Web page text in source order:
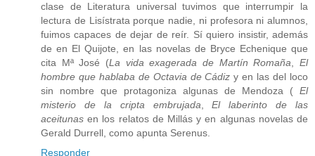
clase de Literatura universal tuvimos que interrumpir la
lectura de Lisístrata porque nadie, ni profesora ni alumnos,
fuimos capaces de dejar de reír. Sí quiero insistir, además
de en El Quijote, en las novelas de Bryce Echenique que
cita Mª José (La vida exagerada de Martín Romaña ,El
hombre que hablaba de Octavia de Cádiz y en las del loco
sin nombre que protagoniza algunas de Mendoza ( El
misterio de la cripta embrujada ,El laberinto de las
aceitunas en los relatos de Millás y en algunas novelas de
Gerald Durrell, como apunta Serenus.
Responder